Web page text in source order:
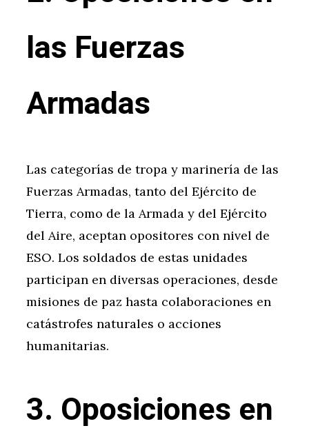
las Fuerzas
Armadas
Las categorías de tropa y marinería de las
Fuerzas Armadas, tanto del Ejército de
Tierra, como de la Armada y del Ejército
del Aire, aceptan opositores con nivel de
ESO. Los soldados de estas unidades
participan en diversas operaciones, desde
misiones de paz hasta colaboraciones en
catástrofes naturales o acciones
humanitarias.
3. Oposiciones en